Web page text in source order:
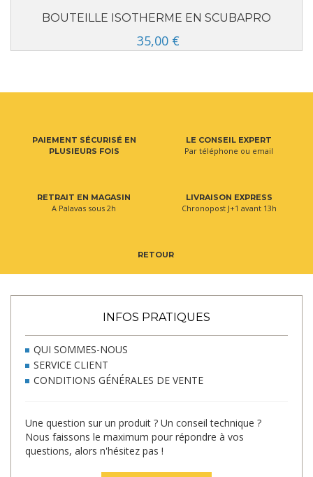
BOUTEILLE ISOTHERME EN SCUBAPRO
35,00 €
PAIEMENT SÉCURISÉ EN
PLUSIEURS FOIS
LE CONSEIL EXPERT
Par téléphone ou email
RETRAIT EN MAGASIN
A Palavas sous 2h
LIVRAISON EXPRESS
Chronopost J+1 avant 13h
RETOUR
INFOS PRATIQUES
QUI SOMMES-NOUS
SERVICE CLIENT
CONDITIONS GÉNÉRALES DE VENTE
Une question sur un produit ? Un conseil technique ?
Nous faissons le maximum pour répondre à vos
questions, alors n'hésitez pas !